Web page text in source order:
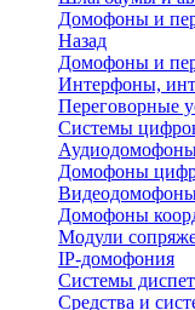
Домофоны и
Назад
Домофоны и
Интерфоны,
Переговорные
Системы
Домофоны
Домофоны
Модули
IP-домофония
Системы
Средства и